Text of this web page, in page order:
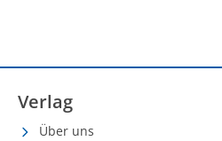
Verlag
Über uns